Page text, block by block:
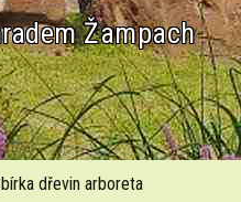
Žampach
dřevin arboreta